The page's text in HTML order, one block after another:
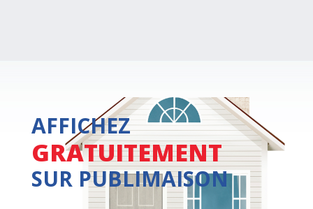
AFFICHEZ
GRATUITEMENT
SUR PUBLIMAISON